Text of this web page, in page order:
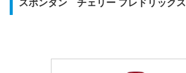
スポンタン チェリー フレドリック